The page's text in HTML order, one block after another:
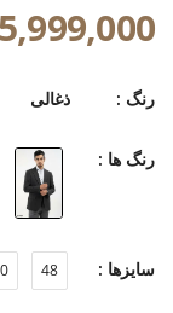
15,999,000
رنگ : ذغالی
رنگ ها :
سایزها : 48